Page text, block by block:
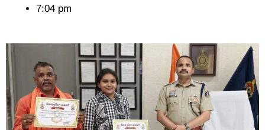
7:04 pm